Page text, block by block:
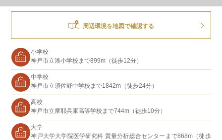
周辺環境を地図で確認する
小学校
神戸市立湊小学校まで899m（徒歩12分）
中学校
神戸市立須佐野中学校まで1842m（徒歩24分）
高校
神戸市立摩耶兵庫高等学校まで744m（徒歩10分）
大学
神戸大学大学院医学研究科 質量分析総合センターまで868m（徒歩